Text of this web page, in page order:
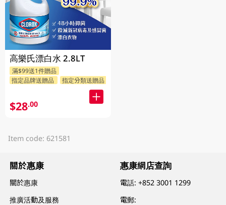
高樂氏漂白水 2.8LT
滿$99送1件贈品
指定品牌送贈品
指定分類送贈品
$28.00
Item code: 621581
關於惠康
關於惠康
推廣活動及服務
惠康網店查詢
電話:+852 3001 1299
電郵: